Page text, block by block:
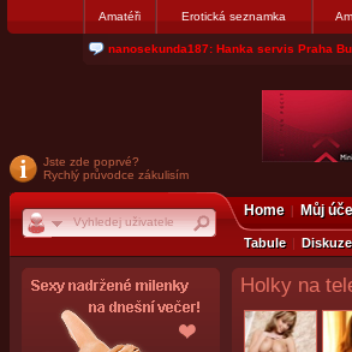
Amatéři Erotická seznamka
jjoseff: Najde se par, ktery nekdy
Jste zde poprvé?
Rychlý průvodce zákulisím
Home Můj
Tabule Diskuze
Holky na